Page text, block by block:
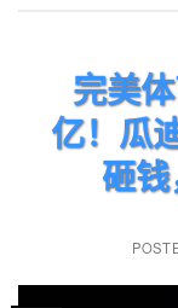
完美
亿！瓜
砸